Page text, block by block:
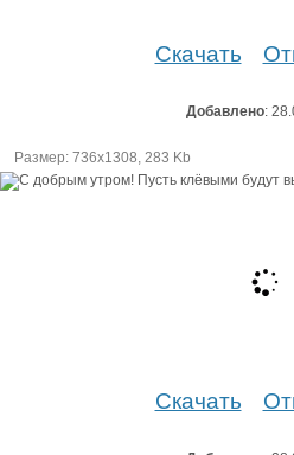
Скачать
Добавлено:
Размер: 736х1308, 283 Kb
Скачать